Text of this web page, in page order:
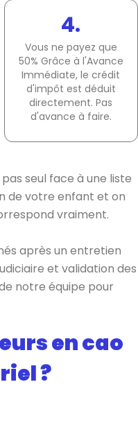
4.
Vous ne payez que
50% Grâce à l'Avance
Immédiate, le crédit
d'impôt est déduit
directement. Pas
d'avance à faire.
seul face à une liste
de votre enfant et on
vraiment.
après un entretien
et validation des
notre équipe pour
en cao
?